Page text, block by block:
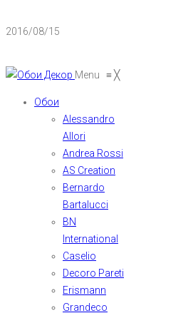
2016/08/15
Menu ≡╳
Обои
Alessandro
Allori
Andrea Rossi
AS Creation
Bernardo
Bartalucci
BN
International
Caselio
Decoro Pareti
Erismann
Grandeco